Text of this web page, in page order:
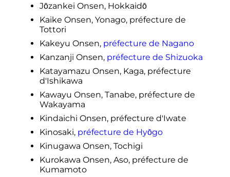
Jōzankei Onsen, Hokkaidō
Kaike Onsen, Yonago, préfecture de
Tottori
Kakeyu Onsen, préfecture de Nagano
Kanzanji Onsen, préfecture de Shizuoka
Katayamazu Onsen, Kaga, préfecture
d'Ishikawa
Kawayu Onsen, Tanabe, préfecture de
Wakayama
Kindaichi Onsen, préfecture d'Iwate
Kinosaki, préfecture de Hyōgo
Kinugawa Onsen, Tochigi
Kurokawa Onsen, Aso, préfecture de
Kumamoto